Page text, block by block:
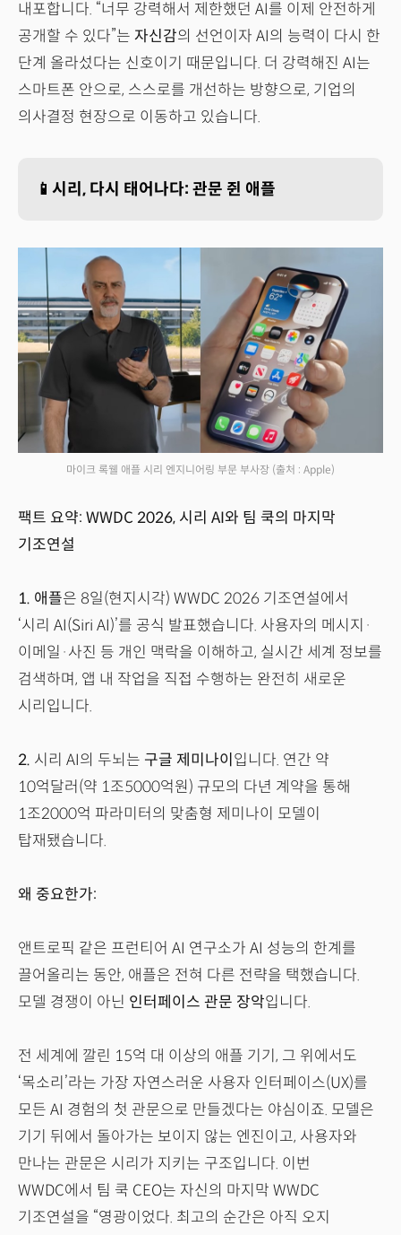
내포합니다. “너무 강력해서 제한했던 AI를 이제 안전하게
공개할 수 있다”는 자신감의 선언이자 AI의 능력이 다시 한
단계 올라섰다는 신호이기 때문입니다. 더 강력해진 AI는
스마트폰 안으로, 스스로를 개선하는 방향으로, 기업의
의사결정 현장으로 이동하고 있습니다.
📱시리, 다시 태어나다: 관문 쥔 애플
마이크 록웰 애플 시리 엔지니어링 부문 부사장 (출처 : Apple)
팩트 요약: WWDC 2026, 시리 AI와 팀 쿡의 마지막
기조연설
1. 애플은 8일(현지시각) WWDC 2026 기조연설에서
‘시리 AI(Siri AI)’를 공식 발표했습니다. 사용자의 메시지·
이메일·사진 등 개인 맥락을 이해하고, 실시간 세계 정보를
검색하며, 앱 내 작업을 직접 수행하는 완전히 새로운
시리입니다.
2. 시리 AI의 두뇌는 구글 제미나이 입니다. 연간 약
10억달러(약 1조5000억원) 규모의 다년 계약을 통해
1조2000억 파라미터의 맞춤형 제미나이 모델이
탑재됐습니다.
왜 중요한가:
앤트로픽 같은 프런티어 AI 연구소가 AI 성능의 한계를
끌어올리는 동안, 애플은 전혀 다른 전략을 택했습니다.
모델 경쟁이 아닌 인터페이스 관문 장악입니다.
전 세계에 깔린 15억 대 이상의 애플 기기, 그 위에서도
‘목소리’라는 가장 자연스러운 사용자 인터페이스(UX)를
모든 AI 경험의 첫 관문으로 만들겠다는 야심이죠. 모델은
기기 뒤에서 돌아가는 보이지 않는 엔진이고, 사용자와
만나는 관문은 시리가 지키는 구조입니다. 이번
WWDC에서 팀 쿡 CEO는 자신의 마지막 WWDC
기조연설을 “영광이었다. 최고의 순간은 아직 오지